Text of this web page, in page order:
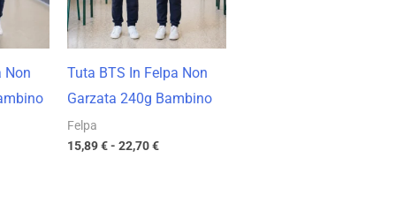
Non
Tuta BTS In Felpa Non
Garzata 240g Bambino
Felpa
15,89€- 22,70€